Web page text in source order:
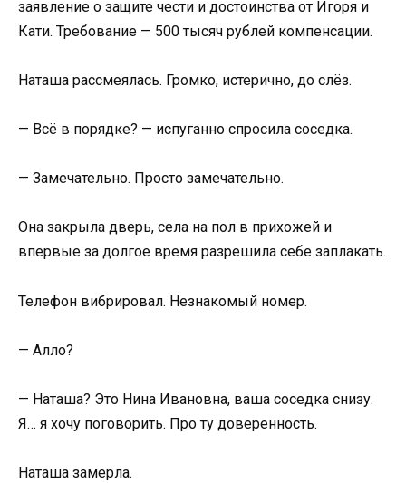
заявление о защите чести и достоинства от Игоря и
Кати. Требование — 500 тысяч рублей компенсации.
Наташа рассмеялась. Громко, истерично, до слёз.
— Всё в порядке? — испуганно спросила соседка.
— Замечательно. Просто замечательно.
Она закрыла дверь, села на пол в прихожей и
впервые за долгое время разрешила себе заплакать.
Телефон вибрировал. Незнакомый номер.
— Алло?
— Наташа? Это Нина Ивановна, ваша соседка снизу.
Я… я хочу поговорить. Про ту доверенность.
Наташа замерла.